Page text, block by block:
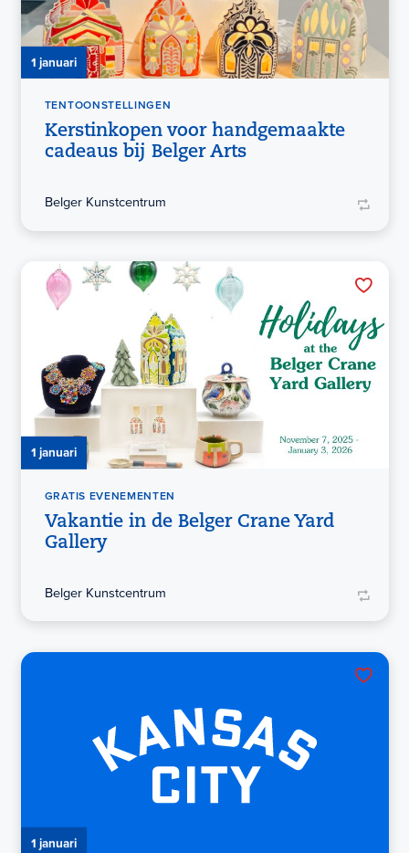
1 januari
TENTOONSTELLINGEN
Kerstinkopen voor handgemaakte
cadeaus bij Belger Arts
Belger Kunstcentrum
1 januari
GRATIS EVENEMENTEN
Vakantie in de Belger Crane Yard
Gallery
Belger Kunstcentrum
1 januari